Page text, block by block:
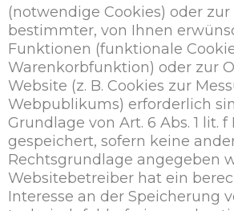
(notwendige Cookies) oder
bestimmter, von Ihnen
Funktionen (funktionale
Warenkorbfunktion) oder zur
Website (z. B. Cookies zur
Webpublikums) erforderlich
Grundlage von Art. 6 Abs. 1 lit. f
gespeichert, sofern keine
Rechtsgrundlage angegeben
Websitebetreiber hat ein
Interesse an der Speicherung